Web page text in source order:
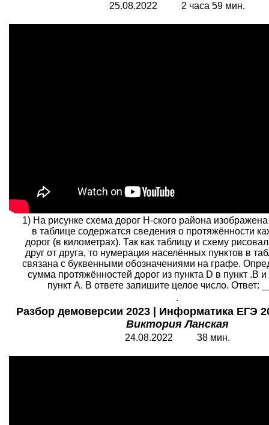
25.08.2022 2 часа 59 мин.
1) На рисунке схема дорог Н-ского района
в таблице содержатся сведения о протяжённости
дорог (в километрах). Так как таблицу и схему
друг от друга, то нумерация населённых пунктов в
связана с буквенными обозначениями на графе.
сумма протяжённостей дорог из пункта D в пункт .В и
пункт А. В ответе запишите целое число. Ответ:
.
Разбор демоверсии 2023 | Информатика ЕГЭ
Виктория Ланская
24.08.2022 38 мин.